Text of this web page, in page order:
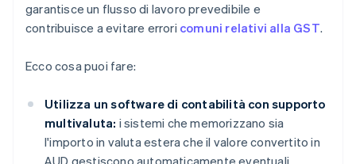
garantisce un flusso di lavoro prevedibile e
contribuisce a evitare errori comuni relativi alla GST.
Ecco cosa puoi fare:
Utilizza un software di contabilità con supporto
multivaluta: i sistemi che memorizzano sia
l'importo in valuta estera che il valore convertito in